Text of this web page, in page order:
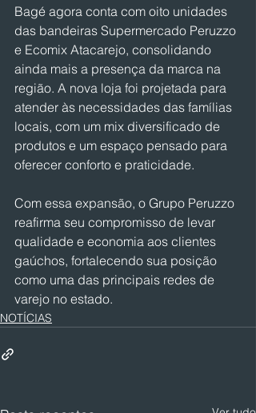
Bagé agora conta com oito unidades
das bandeiras Supermercado Peruzzo
e Ecomix Atacarejo, consolidando
ainda mais a presença da marca na
região. A nova loja foi projetada para
atender às necessidades das famílias
locais, com um mix diversificado de
produtos e um espaço pensado para
oferecer conforto e praticidade.
Com essa expansão, o Grupo Peruzzo
reafirma seu compromisso de levar
qualidade e economia aos clientes
gaúchos, fortalecendo sua posição
como uma das principais redes de
varejo no estado.
NOTÍCIAS